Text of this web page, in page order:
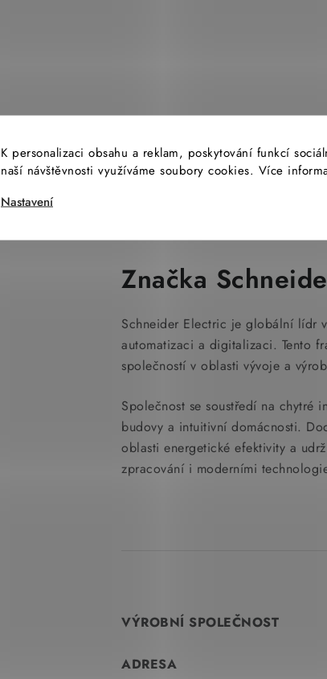
K personalizaci obsahu a reklam, poskytování funkcí
naší návštěvnosti využíváme soubory cookies. Více
Nastavení
Značka
Schneider Electric je globální lídr
automatizaci a digitalizaci. Tento
společností v oblasti vývoje a
Společnost se soustředí na chytré
budovy a intuitivní domácnosti.
oblasti energetické efektivity a
zpracování i moderními
VÝROBNÍ SPOLEČNOST
ADRESA